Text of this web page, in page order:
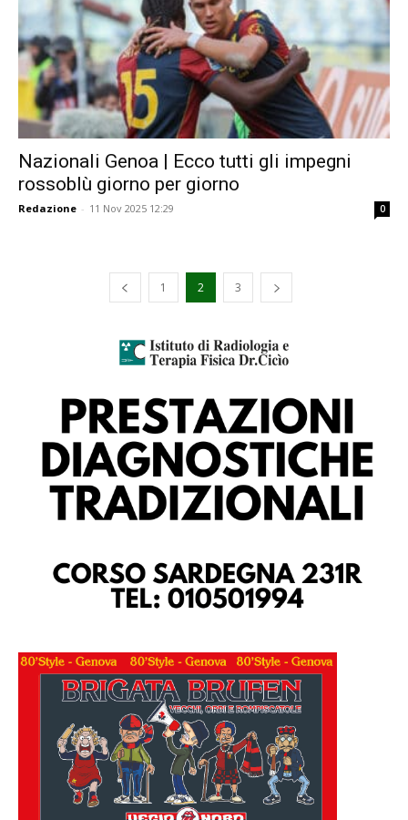
Nazionali Genoa | Ecco tutti gli impegni
rossoblù giorno per giorno
Redazione - 11 Nov 2025 12:29 0
1 2 3